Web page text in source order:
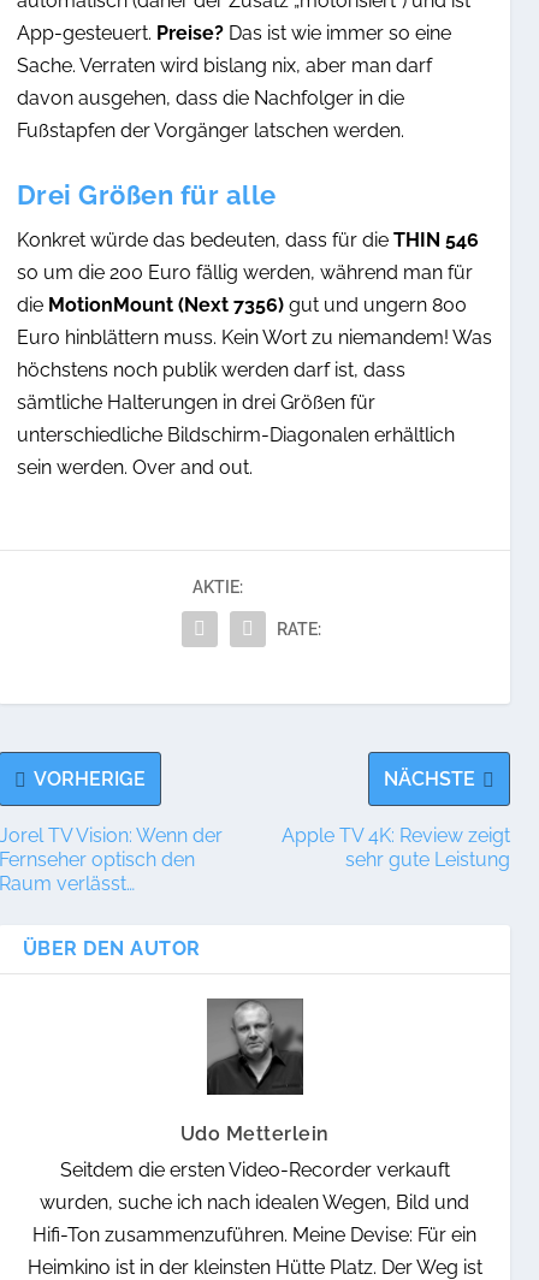
App-gesteuert. Preise?Das ist wie immer so eine
Sache. Verraten wird bislang nix, aber man darf
davon ausgehen, dass die Nachfolger in die
Fußstapfen der Vorgänger latschen werden.
Drei Größen für alle
Konkret würde das bedeuten, dass für die THIN 546
so um die 200 Euro fällig werden, während man für
die MotionMount (Next 7356)gut und ungern 800
Euro hinblättern muss. Kein Wort zu niemandem! Was
höchstens noch publik werden darf ist, dass
sämtliche Halterungen in drei Größen für
unterschiedliche Bildschirm-Diagonalen erhältlich
sein werden. Over and out.
AKTIE:
RATE:
VORHERIGE
TV Vision: Wenn der
optisch den
verlässt…
NÄCHSTE
Apple TV 4K: Review zeigt
sehr gute Leistung
ÜBER DEN AUTOR
Udo Metterlein
Seitdem die ersten Video-Recorder verkauft
wurden, suche ich nach idealen Wegen, Bild und
Hifi-Ton zusammenzuführen. Meine Devise: Für ein
Heimkino ist in der kleinsten Hütte Platz. Der Weg ist